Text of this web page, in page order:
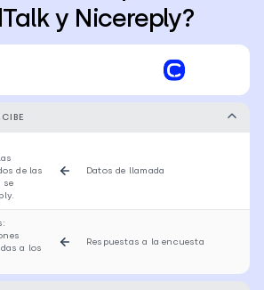
y Nicereply?
de las
se
Datos de llamada
a los
Respuestas a la encuesta